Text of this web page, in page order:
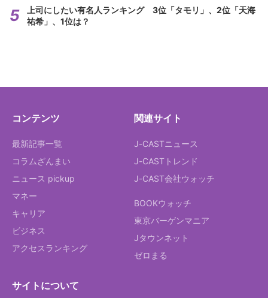
上司にしたい有名人ランキング 3位「タモリ」、2位「天海
祐希」、1位は？
コンテンツ
最新記事一覧
コラムざんまい
ニュース pickup
マネー
キャリア
ビジネス
アクセスランキング
関連サイト
J-CASTニュース
J-CASTトレンド
J-CAST会社ウォッチ
BOOKウォッチ
東京バーゲンマニア
Jタウンネット
ゼロまる
サイトについて